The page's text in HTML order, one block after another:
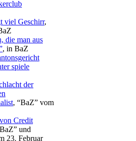
viel Geschirr,
die man aus
, in BaZ
spiele
der
, “BaZ” vom
Credit
und
23. Februar